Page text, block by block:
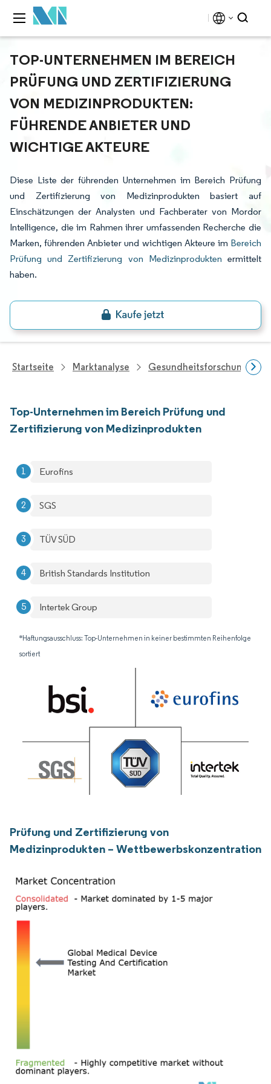
TOP-UNTERNEHMEN IM BEREICH
PRÜFUNG UND ZERTIFIZIERUNG
VON MEDIZINPRODUKTEN:
FÜHRENDE ANBIETER UND
WICHTIGE AKTEURE
Diese Liste der führenden Unternehmen im Bereich Prüfung
und Zertifizierung von Medizinprodukten basiert auf
Einschätzungen der Analysten und Fachberater von Mordor
Intelligence, die im Rahmen ihrer umfassenden Recherche die
Marken, führenden Anbieter und wichtigen Akteure im Bereich
Prüfung und Zertifizierung von Medizinprodukten ermittelt
haben.
Startseite Marktanalyse Gesundheitsforschung
Top-Unternehmen im Bereich Prüfung und
Zertifizierung von Medizinprodukten
Eurofins
SGS
TÜV SÜD
British Standards Institution
Intertek Group
*Haftungsausschluss: Top-Unternehmen in keiner bestimmten Reihenfolge
sortiert
Prüfung und Zertifizierung von
Medizinprodukten – Wettbewerbskonzentration